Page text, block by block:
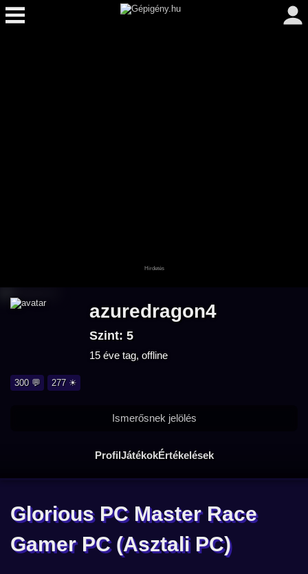
azuredragon4
Szint: 5
15 éve tag, offline
300 💬 277 ☀
ProfilJátékokÉrtékelések
Ismerősnek jelölés
Glorious PC Master Race
Gamer PC (Asztali PC)